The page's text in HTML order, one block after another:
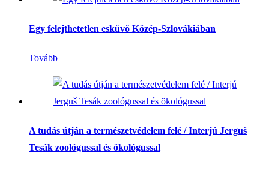
Egy felejthetetlen esküvő Közép-Szlovákiában
Tovább
A tudás útján a természetvédelem felé / Interjú Jerguš
Tesák zoológussal és ökológussal